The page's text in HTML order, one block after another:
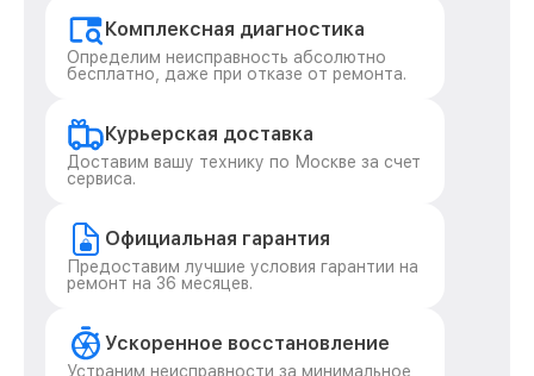
Комплексная диагностика
Определим неисправность абсолютно
бесплатно, даже при отказе от ремонта.
Курьерская доставка
Доставим вашу технику по Москве за счет
сервиса.
Официальная гарантия
Предоставим лучшие условия гарантии на
ремонт на 36 месяцев.
Ускоренное восстановление
Устраним неисправности за минимальное